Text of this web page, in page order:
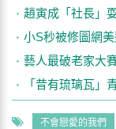
趙寅成「社長」
小S秒被修圖網
藝人最破老家大
「昔有琉璃瓦
不會戀愛的我們